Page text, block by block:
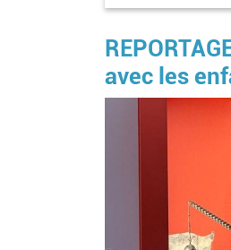
avec les